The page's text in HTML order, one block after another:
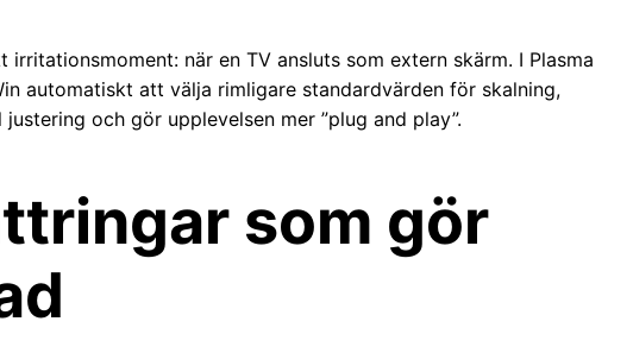
irritationsmoment: när en TV ansluts som extern skärm. I Plasma
automatiskt att välja rimligare standardvärden för skalning,
och gör upplevelsen mer ”plug and play”.
som gör